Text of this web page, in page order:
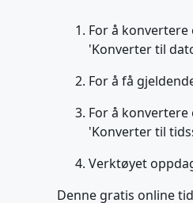
For å
'Konverter til
For å få
For å konvertere
'Konverter til
Verktøyet
Denne gratis online